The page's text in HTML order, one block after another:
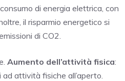
di energia elettrica, con
il risparmio energetico si
di CO2.
Aumento dell’attività fisica:
attività fisiche all’aperto.